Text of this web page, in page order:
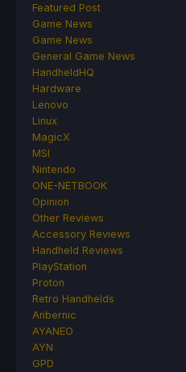
Featured Post
Game News
Game News
General Game News
HandheldHQ
Hardware
Lenovo
Linux
MagicX
MSI
Nintendo
ONE-NETBOOK
Opinion
Other Reviews
Accessory Reviews
Handheld Reviews
PlayStation
Proton
Retro Handhelds
Anbernic
AYANEO
AYN
GPD